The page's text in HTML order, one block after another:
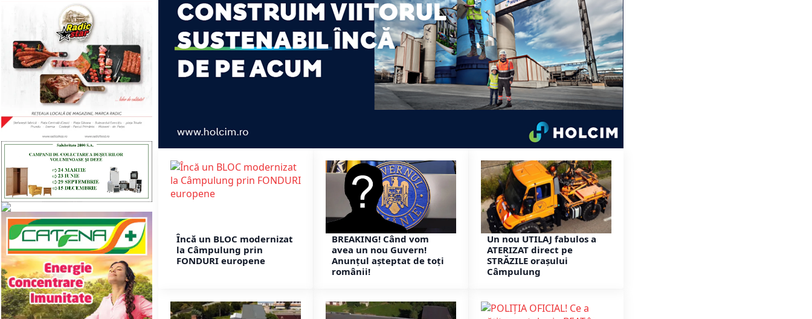
Încă un BLOC modernizat
la Câmpulung prin
FONDURI europene
BREAKING! Când vom
avea un nou Guvern!
Anunțul așteptat de toți
românii!
Un nou UTILAJ fabulos a
ATERIZAT direct pe
STRĂZILE orașului
Câmpulung